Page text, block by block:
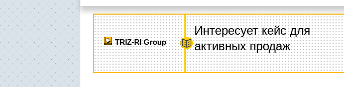
TRIZ-RI Group
Интересует кейс для
активных продаж